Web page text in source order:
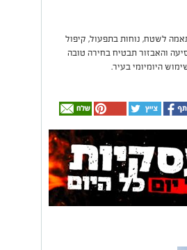
לשטח, נוחות בתפעול, קיפול
והאבזור תבטיח בחירה טובה
היומיומי בעיר.